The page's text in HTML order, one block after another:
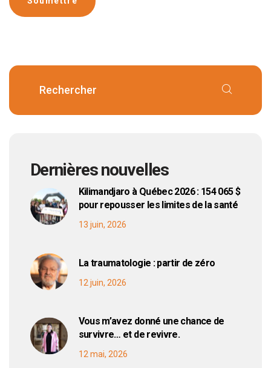
Dernières nouvelles
Kilimandjaro à Québec 2026 : 154 065 $
pour repousser les limites de la santé
13 juin, 2026
La traumatologie : partir de zéro
12 juin, 2026
Vous m’avez donné une chance de
survivre… et de revivre.
12 mai, 2026